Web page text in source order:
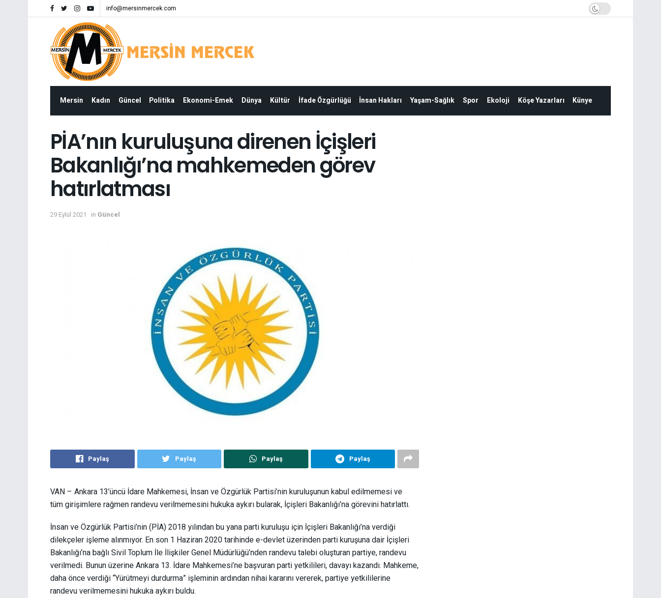
info@mersinmercek.com
Mersin Kadın Güncel Politika Ekonomi-Emek Dünya Kültür İfade Özgürlüğü İnsan Hakları Yaşam-Sağlık Spor Ekoloji Köşe Yazarları Künye
PİA’nın kuruluşuna direnen İçişleri
Bakanlığı’na mahkemeden görev
hatırlatması
29 Eylül 2021 in Güncel
Paylaş Paylaş Paylaş Paylaş
VAN – Ankara 13’üncü İdare Mahkemesi, İnsan ve Özgürlük Partisi’nin kuruluşunun kabul edilmemesi ve
tüm girişimlere rağmen randevu verilmemesini hukuka aykırı bularak, İçişleri Bakanlığı’na görevini hatırlattı.
İnsan ve Özgürlük Partisi’nin (PİA) 2018 yılından bu yana parti kuruluşu için İçişleri Bakanlığı’na verdiği
dilekçeler işleme alınmıyor. En son 1 Haziran 2020 tarihinde e-devlet üzerinden parti kuruşuna dair İçişleri
Bakanlığı’na bağlı Sivil Toplum İle İlişkiler Genel Müdürlüğü’nden randevu talebi oluşturan partiye, randevu
verilmedi. Bunun üzerine Ankara 13. İdare Mahkemesi’ne başvuran parti yetkilileri, davayı kazandı. Mahkeme,
daha önce verdiği “Yürütmeyi durdurma” işleminin ardından nihai kararını vererek, partiye yetkililerine
randevu verilmemesini hukuka aykırı buldu.